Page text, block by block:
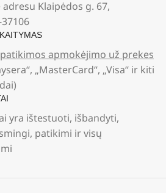
Klaipėdos g. 67,
patikimos apmokėjimo už prekes
„MasterCard“, „Visa“ ir kiti
yra ištestuoti, išbandyti,
patikimi ir visų